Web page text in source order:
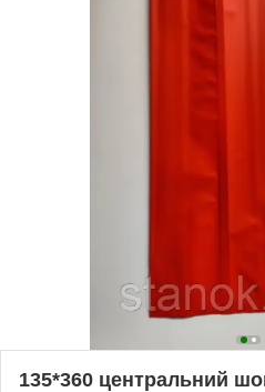
135*360 центральний